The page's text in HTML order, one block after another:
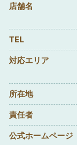
店舗名
TEL
対応エリア
所在地
責任者
公式ホームページ